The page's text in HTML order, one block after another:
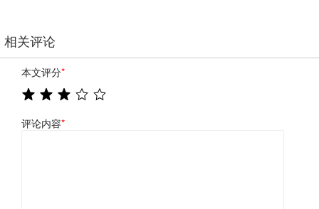
相关评论
本文评分*
评论内容*